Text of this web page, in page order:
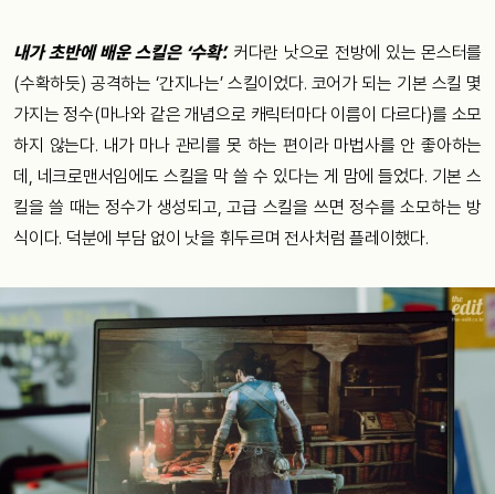
내가 초반에 배운 스킬은 ‘수확’. 커다란 낫으로 전방에 있는 몬스터를
(수확하듯) 공격하는 ‘간지나는’ 스킬이었다. 코어가 되는 기본 스킬 몇
가지는 정수(마나와 같은 개념으로 캐릭터마다 이름이 다르다)를 소모
하지 않는다. 내가 마나 관리를 못 하는 편이라 마법사를 안 좋아하는
데, 네크로맨서임에도 스킬을 막 쓸 수 있다는 게 맘에 들었다. 기본 스
킬을 쓸 때는 정수가 생성되고, 고급 스킬을 쓰면 정수를 소모하는 방
식이다. 덕분에 부담 없이 낫을 휘두르며 전사처럼 플레이했다.